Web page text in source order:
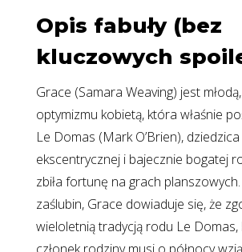
Opis fabuły (bez
kluczowych
Grace (Samara Weaving) jest
optymizmu kobietą, która właśnie
Le Domas (Mark O’Brien), dziedzica
ekscentrycznej i bajecznie bogatej
zbiła fortunę na grach
zaślubin, Grace dowiaduje się, że
wieloletnią tradycją rodu Le Domas,